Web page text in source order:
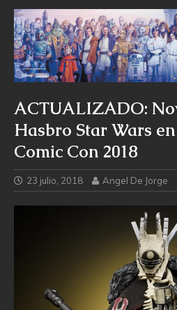
ACTUALIZADO:
Hasbro Star Wars
Comic Con 2018
23 julio, 2018 Angel De Jorge